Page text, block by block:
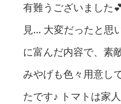
有難うございました
見… 大変だったと思
に富んだ内容で、素
みやげも色々用意し
たです♪ トマトは家